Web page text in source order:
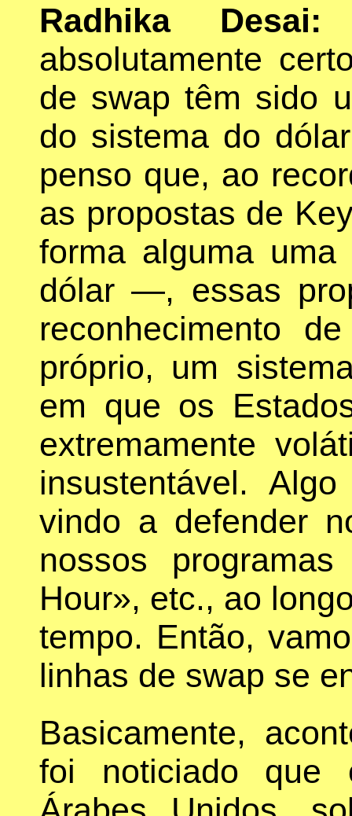
Radhika Desai:
absolutamente
de swap têm sido
do sistema do
penso que, ao
as propostas de
forma alguma
dólar —, essas
reconhecimento
próprio, um
em que os
extremamente
insustentável.
vindo a defender
nossos
Hour», etc., ao
tempo. Então,
linhas de swap se
Basicamente,
foi noticiado que